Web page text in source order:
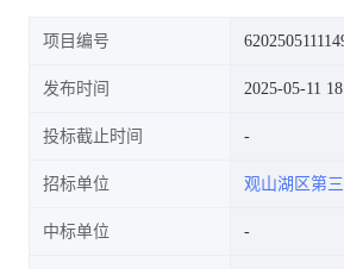
项目编号
发布时间 2025-05-11
投标截止时间
招标单位 观山湖区第
中标单位